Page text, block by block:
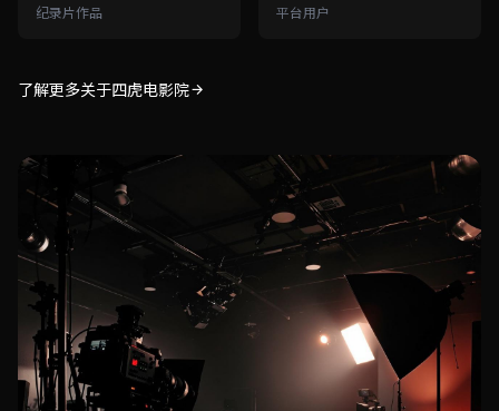
纪录片作品 平台用户
了解更多关于四虎电影院